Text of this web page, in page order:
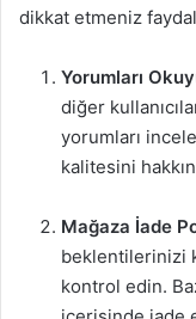
dikkat etmeniz
Yorumları
diğer
yorumları
kalitesini
Mağaza İade
beklentilerinizi
kontrol edin.